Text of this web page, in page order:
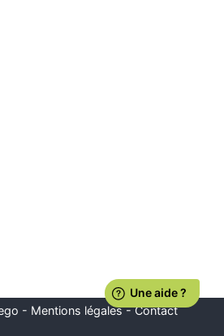
- Mentions légales-Contact